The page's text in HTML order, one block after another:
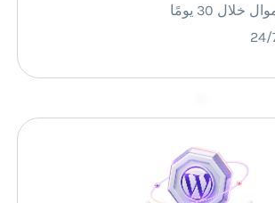
خلال 30 يومًا